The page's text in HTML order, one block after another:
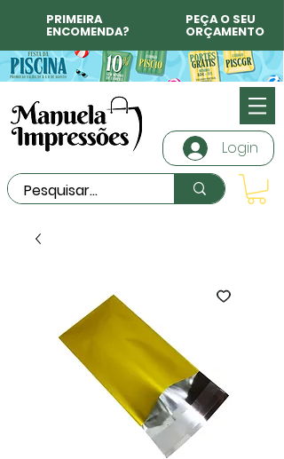
PRIMEIRA
ENCOMENDA?
PEÇA O SEU
ORÇAMENTO
Login